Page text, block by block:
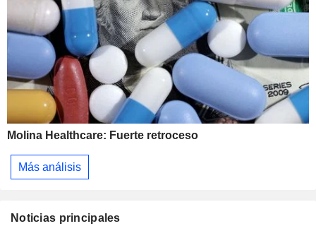
Molina Healthcare: Fuerte retroceso
Más análisis
Noticias principales